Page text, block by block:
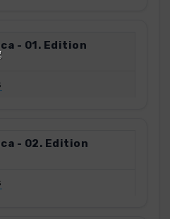
- 01. Edition
- 02. Edition